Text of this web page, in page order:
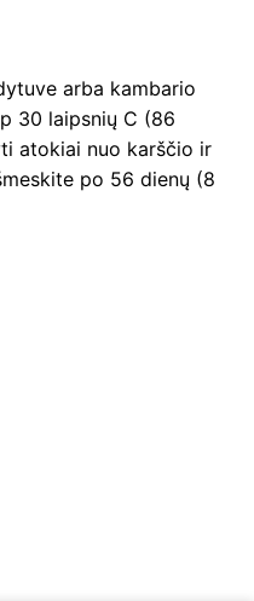
arba kambario
30 laipsnių C (86
atokiai nuo karščio ir
po 56 dienų (8